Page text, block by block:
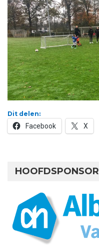
Dit delen:
Facebook X
HOOFDSPONSOR